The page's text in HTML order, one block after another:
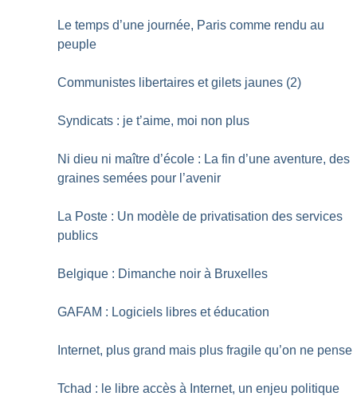
Le temps d’une journée, Paris comme rendu au
peuple
Communistes libertaires et gilets jaunes (2)
Syndicats : je t’aime, moi non plus
Ni dieu ni maître d’école : La fin d’une aventure, des
graines semées pour l’avenir
La Poste : Un modèle de privatisation des services
publics
Belgique : Dimanche noir à Bruxelles
GAFAM : Logiciels libres et éducation
Internet, plus grand mais plus fragile qu’on ne pense
Tchad : le libre accès à Internet, un enjeu politique